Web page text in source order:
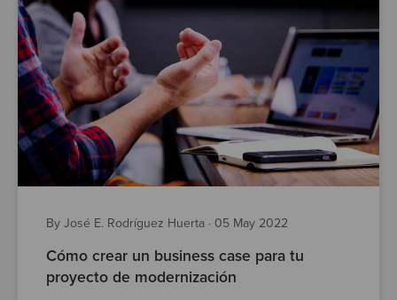
By José E. Rodríguez Huerta · 05 May 2022
Cómo crear un business case para tu
proyecto de modernización